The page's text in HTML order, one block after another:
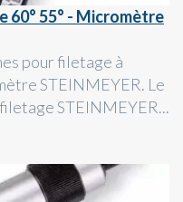
60° 55° - Micromètre
pour filetage à
STEINMEYER. Le
STEINMEYER...